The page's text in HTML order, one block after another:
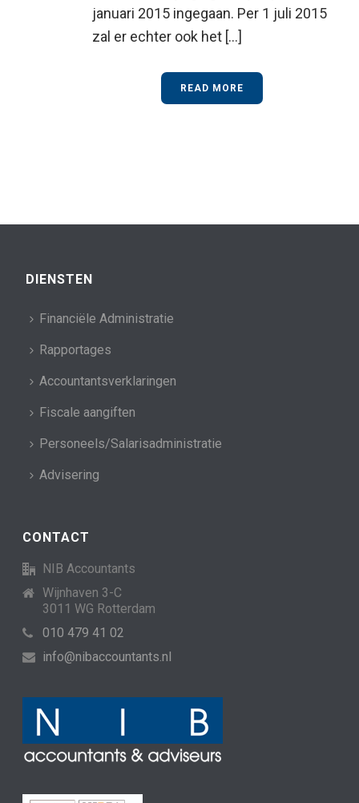
januari 2015 ingegaan. Per 1 juli 2015
zal er echter ook het [...]
READ MORE
DIENSTEN
Financiële Administratie
Rapportages
Accountantsverklaringen
Fiscale aangiften
Personeels/Salarisadministratie
Advisering
CONTACT
NIB Accountants
Wijnhaven 3-C
3011 WG Rotterdam
010 479 41 02
info@nibaccountants.nl